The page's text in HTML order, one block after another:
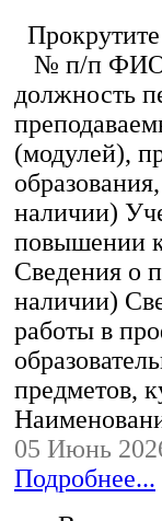
№ п/п ФИО
должность
(модулей),
наличии)
повышении
Сведения о
наличии)
работы в
предметов,
05 Июнь
Подробнее...